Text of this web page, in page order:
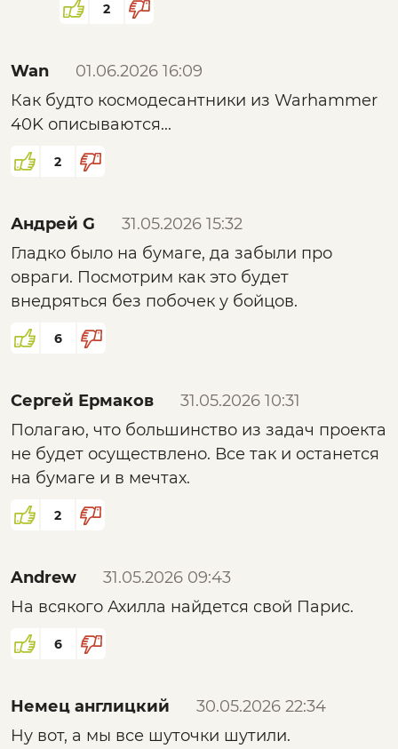
2
Wan
01.06.2026 16:09
Как будто космодесантники из Warhammer
40K описываются...
2
Андрей G
31.05.2026 15:32
Гладко было на бумаге, да забыли про
овраги. Посмотрим как это будет
внедряться без побочек у бойцов.
6
Сергей Ермаков
31.05.2026 10:31
Полагаю, что большинство из задач проекта
не будет осуществлено. Все так и останется
на бумаге и в мечтах.
2
Andrew
31.05.2026 09:43
На всякого Ахилла найдется свой Парис.
6
Немец англицкий
30.05.2026 22:34
Ну вот, а мы все шуточки шутили.